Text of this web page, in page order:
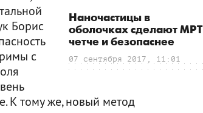
Наночастицы в
оболочках сделают МРТ
четче и безопаснее
07 сентября 2017, 11:01
Борис
с
К тому же, новый метод